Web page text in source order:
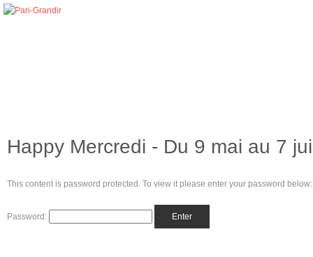
Happy Mercredi - Du 9 mai au 7
This content is password protected. To view it please enter your password below:
Password: